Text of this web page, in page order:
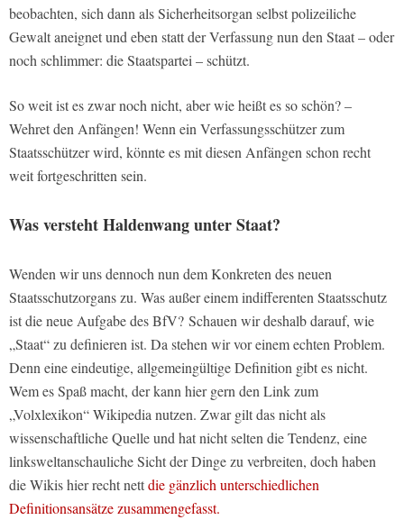
beobachten, sich dann als Sicherheitsorgan selbst polizeiliche
Gewalt aneignet und eben statt der Verfassung nun den Staat – oder
noch schlimmer: die Staatspartei – schützt.
So weit ist es zwar noch nicht, aber wie heißt es so schön? –
Wehret den Anfängen! Wenn ein Verfassungsschützer zum
Staatsschützer wird, könnte es mit diesen Anfängen schon recht
weit fortgeschritten sein.
Was versteht Haldenwang unter Staat?
Wenden wir uns dennoch nun dem Konkreten des neuen
Staatsschutzorgans zu. Was außer einem indifferenten Staatsschutz
ist die neue Aufgabe des BfV? Schauen wir deshalb darauf, wie
„Staat“ zu definieren ist. Da stehen wir vor einem echten Problem.
Denn eine eindeutige, allgemeingültige Definition gibt es nicht.
Wem es Spaß macht, der kann hier gern den Link zum
„Volxlexikon“ Wikipedia nutzen. Zwar gilt das nicht als
wissenschaftliche Quelle und hat nicht selten die Tendenz, eine
linksweltanschauliche Sicht der Dinge zu verbreiten, doch haben
die Wikis hier recht nettdie gänzlich unterschiedlichen
Definitionsansätze zusammengefasst.